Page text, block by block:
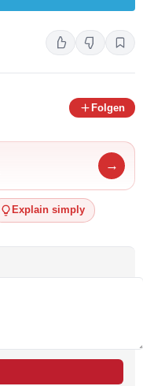
Folgen
→
Explain simply